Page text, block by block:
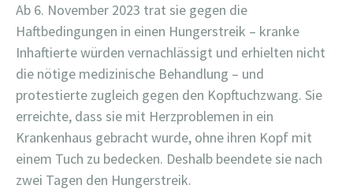
Ab 6. November 2023 trat sie gegen die
Haftbedingungen in einen Hungerstreik – kranke
Inhaftierte würden vernachlässigt und erhielten nicht
die nötige medizinische Behandlung – und
protestierte zugleich gegen den Kopftuchzwang. Sie
erreichte, dass sie mit Herzproblemen in ein
Krankenhaus gebracht wurde, ohne ihren Kopf mit
einem Tuch zu bedecken. Deshalb beendete sie nach
zwei Tagen den Hungerstreik.